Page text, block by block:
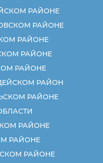
РАЙОНЕ
РАЙОНЕ
РАЙОНЕ
РАЙОНЕ
РАЙОНЕ
РАЙОН
РАЙОНЕ
РАЙОНЕ
РАЙОНЕ
РАЙОНЕ